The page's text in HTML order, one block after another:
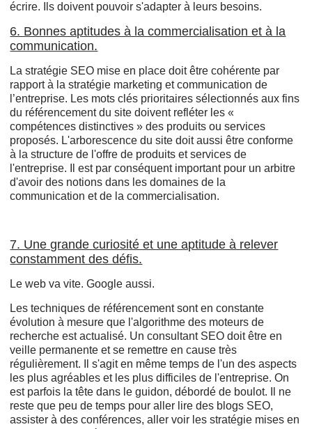
écrire. Ils doivent pouvoir s'adapter à leurs besoins.
6. Bonnes aptitudes à la commercialisation et à la
communication.
La stratégie SEO mise en place doit être cohérente par
rapport à la stratégie marketing et communication de
l’entreprise. Les mots clés prioritaires sélectionnés aux fins
du référencement du site doivent refléter les «
compétences distinctives » des produits ou services
proposés. L'arborescence du site doit aussi être conforme
à la structure de l'offre de produits et services de
l'entreprise. Il est par conséquent important pour un arbitre
d'avoir des notions dans les domaines de la
communication et de la commercialisation.
7. Une grande curiosité et une aptitude à relever
constamment des défis.
Le web va vite. Google aussi.
Les techniques de référencement sont en constante
évolution à mesure que l'algorithme des moteurs de
recherche est actualisé. Un consultant SEO doit être en
veille permanente et se remettre en cause très
régulièrement. Il s'agit en même temps de l'un des aspects
les plus agréables et les plus difficiles de l'entreprise. On
est parfois la tête dans le guidon, débordé de boulot. Il ne
reste que peu de temps pour aller lire des blogs SEO,
assister à des conférences, aller voir les stratégie mises en